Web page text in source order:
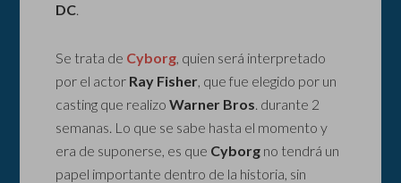
DC.
Se trata de Cyborg, quien será interpretado
por el actor Ray Fisher, que fue elegido por un
casting que realizoWarner Bros. durante 2
semanas. Lo que se sabe hasta el momento y
era de suponerse, es que Cyborg no tendrá un
papel importante dentro de la historia, sin